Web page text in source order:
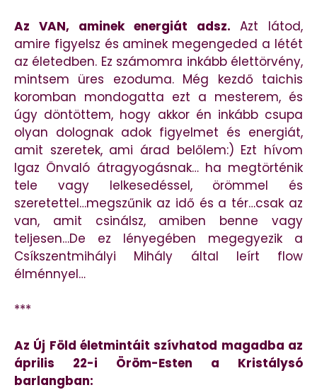
Az VAN, aminek energiát adsz. Azt látod,
amire figyelsz és aminek megengeded a létét
az életedben. Ez számomra inkább élettörvény,
mintsem üres ezoduma. Még kezdő taichis
koromban mondogatta ezt a mesterem, és
úgy döntöttem, hogy akkor én inkább csupa
olyan dolognak adok figyelmet és energiát,
amit szeretek, ami árad belőlem:) Ezt hívom
Igaz Önvaló átragyogásnak… ha megtörténik
tele vagy lelkesedéssel, örömmel és
szeretettel…megszűnik az idő és a tér…csak az
van, amit csinálsz, amiben benne vagy
teljesen…De ez lényegében megegyezik a
Csíkszentmihályi Mihály által leírt flow
élménnyel…
***
Az Új Föld életmintáit szívhatod magadba az
április 22-i Öröm-Esten a Kristálysó
barlangban: